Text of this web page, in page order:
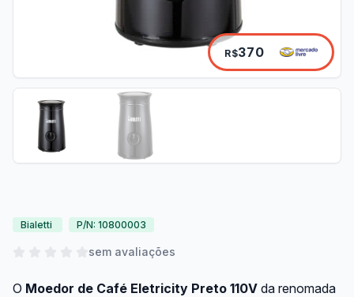
R$370
Bialetti P/N: 10800003
sem avaliações
O Moedor de Café Eletricity Preto 110V da renomada